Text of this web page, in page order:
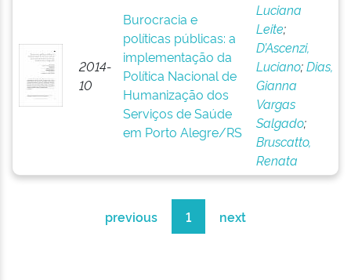
2014-
10
Burocracia e
políticas públicas: a
implementação da
Política Nacional de
Humanização dos
Serviços de Saúde
em Porto Alegre/RS
Luciana
Leite;
D’Ascenzi,
Luciano;Dias,
Gianna
Vargas
Salgado;
Bruscatto,
Renata
previous 1 next